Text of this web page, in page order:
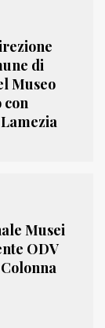
di
Museo
con
Musei
ODV